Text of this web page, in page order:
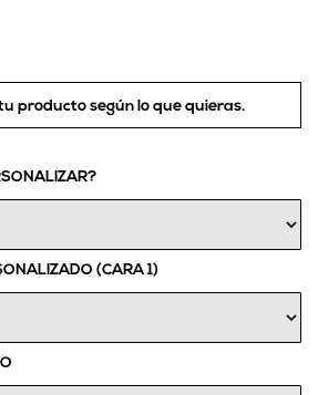
producto según lo que quieras.
(CARA 1)